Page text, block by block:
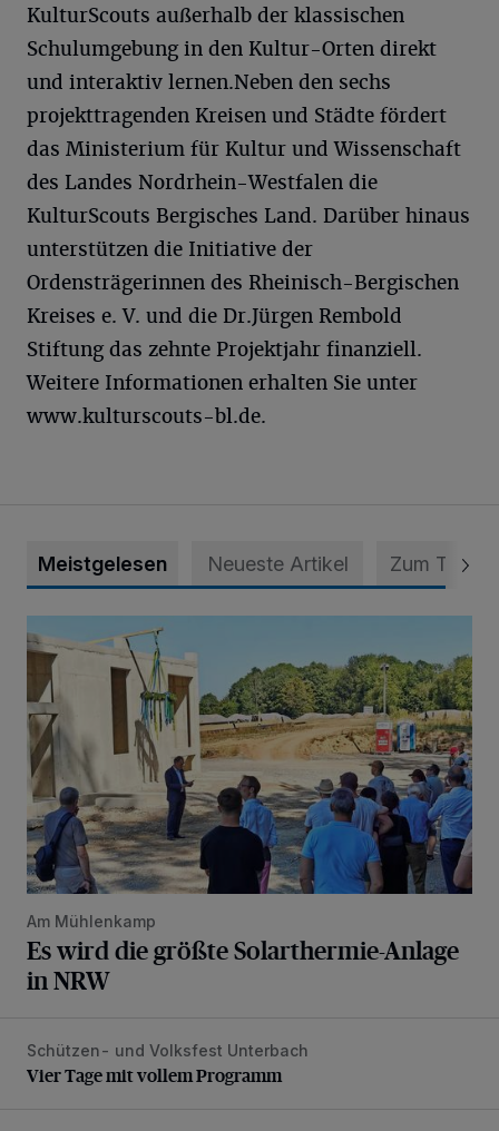
KulturScouts außerhalb der klassischen
Schulumgebung in den Kultur-Orten direkt
und interaktiv lernen.Neben den sechs
projekttragenden Kreisen und Städte fördert
das Ministerium für Kultur und Wissenschaft
des Landes Nordrhein-Westfalen die
KulturScouts Bergisches Land. Darüber hinaus
unterstützen die Initiative der
Ordensträgerinnen des Rheinisch-Bergischen
Kreises e. V. und die Dr.Jürgen Rembold
Stiftung das zehnte Projektjahr finanziell.
Weitere Informationen erhalten Sie unter
www.kulturscouts-bl.de.
Meistgelesen Neueste Artikel Zum Thema
Es wird die größte Solarthermie-Anlage in NRW
Am Mühlenkamp
Es wird die größte Solarthermie-Anlage
in NRW
Vier Tage mit vollem Programm
Schützen- und Volksfest Unterbach
Vier Tage mit vollem Programm